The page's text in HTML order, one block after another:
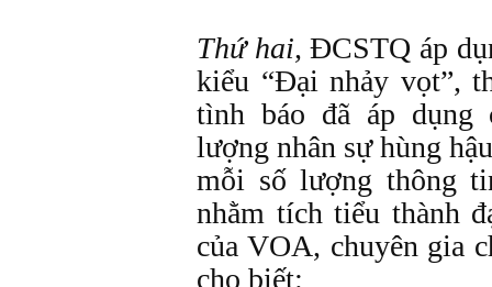
Thứ hai, ĐCSTQ áp
kiểu “Đại nhảy vọt”,
tình báo đã áp dụng
lượng nhân sự hùng
mỗi số lượng thông
nhằm tích tiểu thành
của VOA, chuyên gia
cho biết: